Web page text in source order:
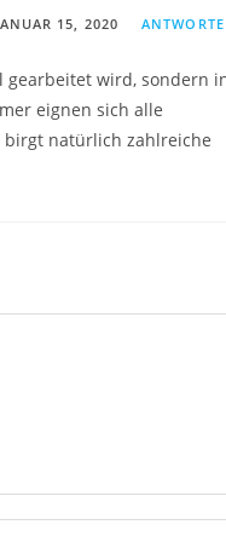
15, 2020
gearbeitet wird, sondern
eignen sich alle
birgt natürlich zahlreiche